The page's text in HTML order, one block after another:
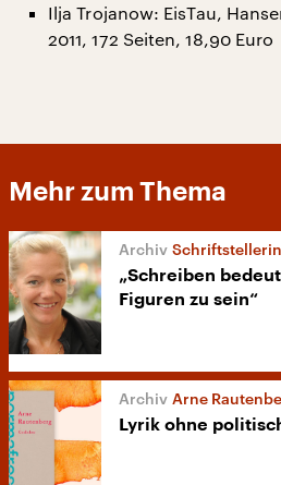
Ilja Trojanow: EisTau,
2011, 172 Seiten, 18,90 Euro
Mehr zum Thema
„Schreiben
Figuren zu sein“
Arne
Lyrik ohne